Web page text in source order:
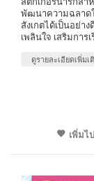
พัฒนาความฉลาดใ
สังเกตได้เป็นอย่า
เพลินใจ เสริมการ
ดูรายละเอียดเพิ่มเ
เพิ่มไ